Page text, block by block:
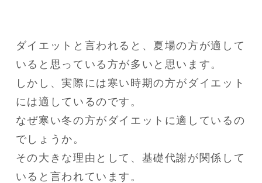
ダイエットと言われると、夏場の方が適して
いると思っている方が多いと思います。
しかし、実際には寒い時期の方がダイエット
には適しているのです。
なぜ寒い冬の方がダイエットに適しているの
でしょうか。
その大きな理由として、基礎代謝が関係して
いると言われています。